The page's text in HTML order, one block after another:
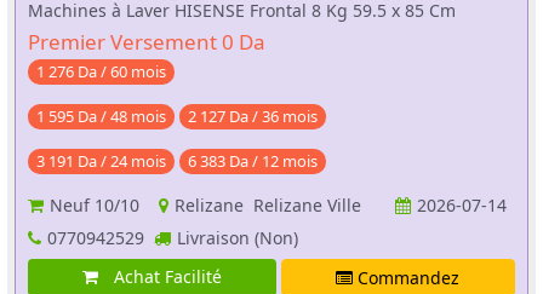
Machines à Laver HISENSE Frontal 8 Kg 59.5 x 85 Cm
Premier Versement 0 Da
1 276 Da / 60 mois
1 595 Da / 48 mois 2 127 Da / 36 mois
3 191 Da / 24 mois 6 383 Da / 12 mois
Neuf 10/10 Relizane Relizane Ville
2026-07-14
0770942529
Livraison (Non)
Achat Facilité
Commandez